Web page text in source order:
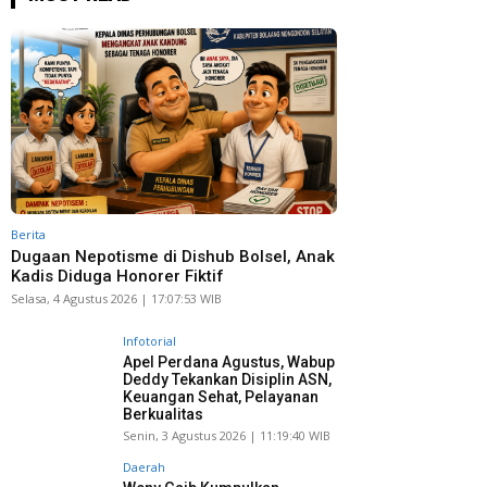
Berita
Dugaan Nepotisme di Dishub Bolsel, Anak
Kadis Diduga Honorer Fiktif
Selasa, 4 Agustus 2026 | 17:07:53 WIB
Infotorial
Apel Perdana Agustus, Wabup
Deddy Tekankan Disiplin ASN,
Keuangan Sehat, Pelayanan
Berkualitas
Senin, 3 Agustus 2026 | 11:19:40 WIB
Daerah